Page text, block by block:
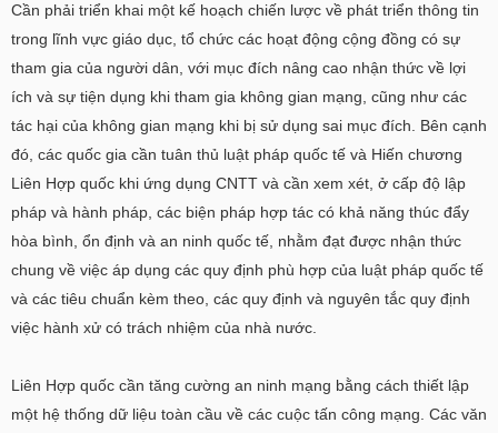
Cần phải triển khai một kế hoạch chiến lược về phát triển thông tin
trong lĩnh vực giáo dục, tổ chức các hoạt động cộng đồng có sự
tham gia của người dân, với mục đích nâng cao nhận thức về lợi
ích và sự tiện dụng khi tham gia không gian mạng, cũng như các
tác hại của không gian mạng khi bị sử dụng sai mục đích. Bên cạnh
đó, các quốc gia cần tuân thủ luật pháp quốc tế và Hiến chương
Liên Hợp quốc khi ứng dụng CNTT và cần xem xét, ở cấp độ lập
pháp và hành pháp, các biện pháp hợp tác có khả năng thúc đẩy
hòa bình, ổn định và an ninh quốc tế, nhằm đạt được nhận thức
chung về việc áp dụng các quy định phù hợp của luật pháp quốc tế
và các tiêu chuẩn kèm theo, các quy định và nguyên tắc quy định
việc hành xử có trách nhiệm của nhà nước.
Liên Hợp quốc cần tăng cường an ninh mạng bằng cách thiết lập
một hệ thống dữ liệu toàn cầu về các cuộc tấn công mạng. Các văn